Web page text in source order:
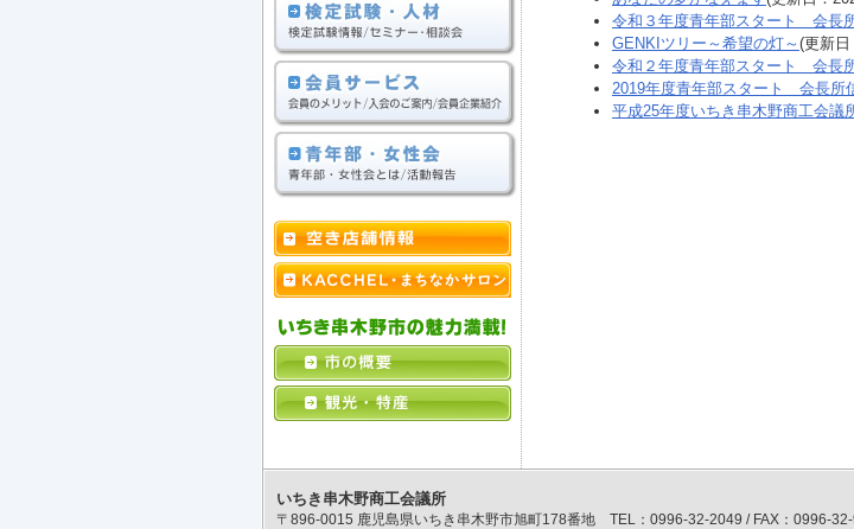
令和３年度青年部スタート 会長
GENKIツリー～希望の灯～ (更新日
令和２年度青年部スタート 会長
2019年度青年部スタート 会長所
平成25年度いちき串木野商工会議
いちき串木野商工会議所
〒896-0015 鹿児島県いちき串木野市旭町178番地 TEL：0996-32-2049 / FAX：0996-